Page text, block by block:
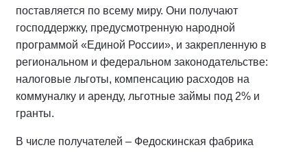
поставляется по всему миру. Они получают
господдержку, предусмотренную народной
программой «Единой России», и закрепленную в
региональном и федеральном законодательстве:
налоговые льготы, компенсацию расходов на
коммуналку и аренду, льготные займы под 2% и
гранты.
В числе получателей – Федоскинская фабрика